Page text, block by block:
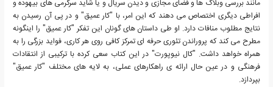
مانند بررسی وبلاگ ها و فضای مجازی و دیدن سریال و یا شاید سرگرمی های بیهوده و
افراطی دیگری اختصاص می دهند که این امر، با "کار عمیق" و در پی آن رسیدن به
نتایج مطلوب منافات دارد. او طی داستان های گونان این تفکر "کار عمیق" را اینگونه
مطرح می کند که پروراندن تئوری حرفه ای تمرکز کافی روی هر کاری، فواید بزرگی را به
همراه خواهد داشت. "کال نیوپورت" در این کتاب سعی کرده با ترکیبی از انتقادات
فرهنگی و در عین حال ارائه ی راهکارهای عملی، به لایه های مختلف "کار عمیق"
بپردازد.